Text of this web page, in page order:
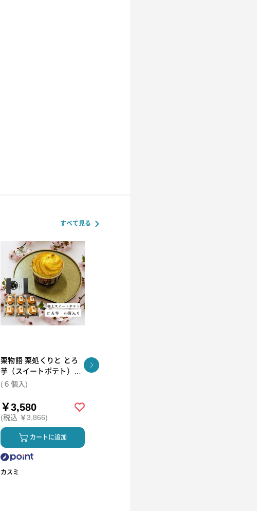
すべて見る
栗物語 栗処くりと とろ
芋（スイートポテト）6
個セット
(６個入)
￥3,580
(税込 ￥3,866)
カートに追加
カスミ